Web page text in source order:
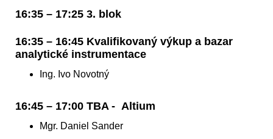
16:35 – 17:25 3. blok
16:35 – 16:45 Kvalifikovaný výkup a bazar
analytické instrumentace
Ing. Ivo Novotný
16:45 – 17:00 TBA - Altium
Mgr. Daniel Sander